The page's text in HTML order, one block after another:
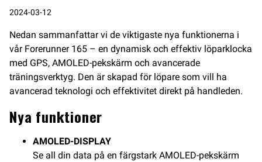
2024-03-12
Nedan sammanfattar vi de viktigaste nya funktionerna i
vår Forerunner 165 – en dynamisk och effektiv löparklocka
med GPS, AMOLED-pekskärm och avancerade
träningsverktyg. Den är skapad för löpare som vill ha
avancerad teknologi och effektivitet direkt på handleden.
Nya funktioner
AMOLED-DISPLAY
Se all din data på en färgstark AMOLED-pekskärm